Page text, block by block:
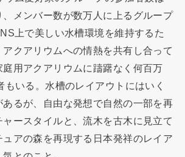
メンバー数が数万人に上るグループ
上で美しい水槽環境を維持するた
クアリウムへの情熱を共有し合って
用アクアリウムに躊躇なく何百万
いる。水槽のレイアウトにはいく
るが、自由な発想で自然の一部を再
ースタイルと、流木を古木に見立て
アの森を再現する日本発祥のレイア